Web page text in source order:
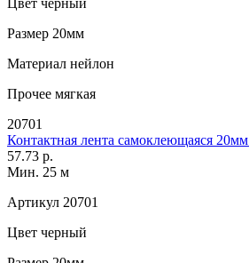
Размер 20мм
Материал нейлон
Прочее мягкая
20701
Контактная лента самоклеющаяся
57.73 р.
Мин. 25 м
Артикул 20701
Цвет черный